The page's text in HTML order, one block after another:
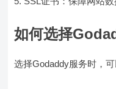
如何选择
选择Godaddy服务时，